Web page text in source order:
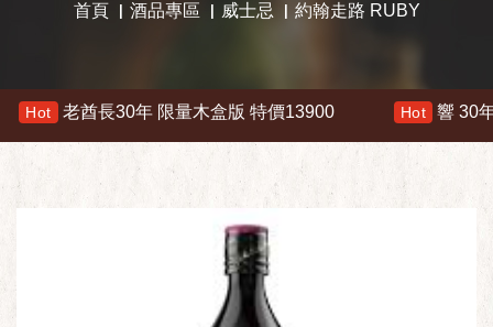
首頁 酒品專區 威士忌 約翰走路 RUBY
老酋長30年 限量木盒版 特價13900 響 30年 特